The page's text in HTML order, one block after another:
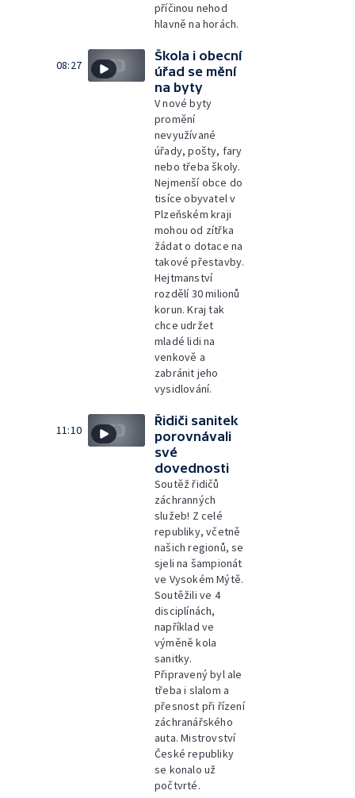
příčinou nehod
hlavně na horách.
08:27
Škola i obecní
úřad se mění
na byty
V nové byty
promění
nevyužívané
úřady, pošty, fary
nebo třeba školy.
Nejmenší obce do
tisíce obyvatel v
Plzeňském kraji
mohou od zítřka
žádat o dotace na
takové přestavby.
Hejtmanství
rozdělí 30 milionů
korun. Kraj tak
chce udržet
mladé lidi na
venkově a
zabránit jeho
vysidlování.
11:10
Řidiči sanitek
porovnávali
své
dovednosti
Soutěž řidičů
záchranných
služeb! Z celé
republiky, včetně
našich regionů, se
sjeli na šampionát
ve Vysokém Mýtě.
Soutěžili ve 4
disciplínách,
například ve
výměně kola
sanitky.
Připravený byl ale
třeba i slalom a
přesnost při řízení
záchranářského
auta. Mistrovství
České republiky
se konalo už
počtvrté.